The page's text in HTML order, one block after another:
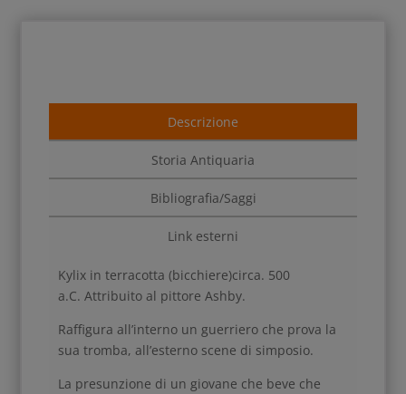
Descrizione
Storia Antiquaria
Bibliografia/Saggi
Link esterni
Kylix in terracotta (bicchiere)circa. 500
a.C.Attribuito al pittore Ashby.
Raffigura all’interno un guerriero che prova la
sua tromba, all’esterno scene di simposio.
La presunzione di un giovane che beve che